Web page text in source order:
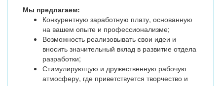
Мы предлагаем:
Конкурентную заработную плату, основанную
на вашем опыте и профессионализме;
Возможность реализовывать свои идеи и
вносить значительный вклад в развитие отдела
разработки;
Стимулирующую и дружественную рабочую
атмосферу, где приветствуется творчество и